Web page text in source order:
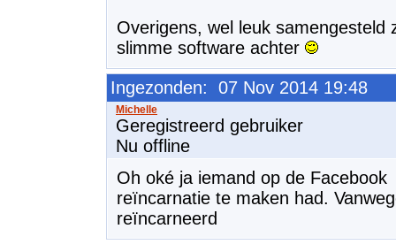
Overigens, wel leuk
slimme software achter
Ingezonden: 07 Nov 2014 19:48
Geregistreerd gebruiker
Nu offline
Oh oké ja iemand op de
reïncarnatie te maken had.
reïncarneerd